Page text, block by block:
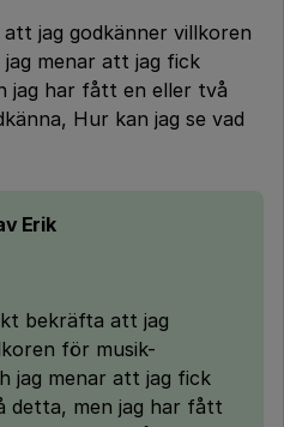
jag godkänner villkoren
menar att jag fick
jag har fått en eller två
Hur kan jag se vad
Erik
bekräfta att jag
för musik-
jag menar att jag fick
detta, men jag har fått